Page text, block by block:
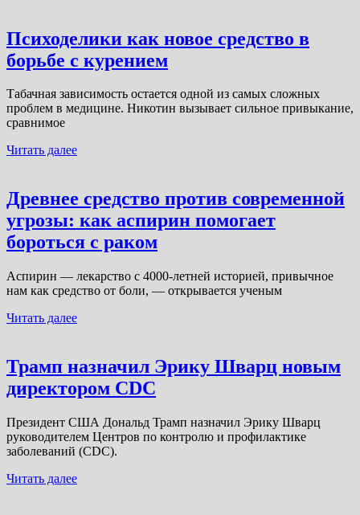
Психоделики как новое средство в
борьбе с курением
Табачная зависимость остается одной из самых сложных
проблем в медицине. Никотин вызывает сильное привыкание,
сравнимое
Читать далее
Древнее средство против современной
угрозы: как аспирин помогает
бороться с раком
Аспирин — лекарство с 4000-летней историей, привычное
нам как средство от боли, — открывается ученым
Читать далее
Трамп назначил Эрику Шварц новым
директором CDC
Президент США Дональд Трамп назначил Эрику Шварц
руководителем Центров по контролю и профилактике
заболеваний (CDC).
Читать далее